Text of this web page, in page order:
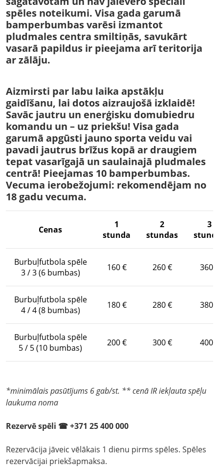
spēles noteikumi. Visa gada garumā
bamperbumbas varēsi izmantot
pludmales centra smiltiņās, savukārt
vasarā papildus ir pieejama arī teritorija
ar zālāju.
Aizmirsti par labu laika apstākļu
gaidīšanu, lai dotos aizraujošā izklaidē!
Savāc jautru un enerģisku domubiedru
komandu un – uz priekšu! Visa gada
garumā apgūsti jauno sporta veidu vai
pavadi jautrus brīžus kopā ar draugiem
tepat vasarīgajā un saulainajā pludmales
centrā! Pieejamas 10 bamperbumbas.
Vecuma ierobežojumi: rekomendējam no
18 gadu vecuma.
Cenas
1
stunda
2
stundas
3
Burbuļfutbola spēle
3 / 3 (6 bumbas)
160 ‎€ 260 € 360 €
Burbuļfutbola spēle
4 / 4 (8 bumbas)
180 € 280 € 380 €
Burbuļfutbola spēle
5 / 5 (10 bumbas)
200 € 300 € 400 €
*minimālais pasūtījums 6 gab/st. ** cenā IR iekļauta spēļu
laukuma noma
Rezervē spēli ☎ +371 25 400 000
Rezervācija jāveic vēlākais 1 dienu pirms spēles. Spēles
rezervācijai priekšapmaksa.